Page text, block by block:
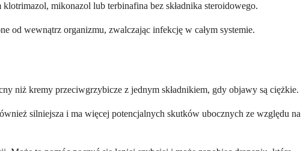
mikonazol lub terbinafina bez składnika steroidowego.
od wewnątrz organizmu, zwalczając infekcję w całym systemie.
niż kremy przeciwgrzybicze z jednym składnikiem, gdy objawy są ciężkie.
silniejsza i ma więcej potencjalnych skutków ubocznych ze względu na